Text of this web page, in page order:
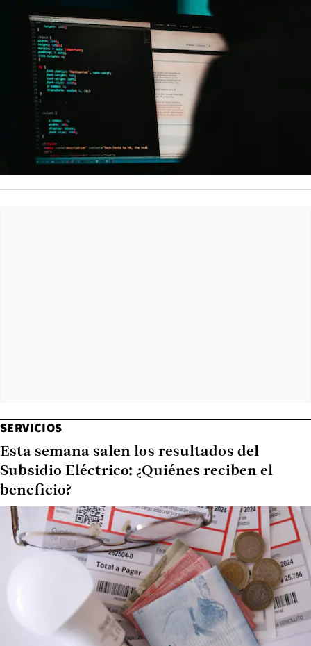
SERVICIOS
Esta semana salen los resultados del
Subsidio Eléctrico: ¿Quiénes reciben el
beneficio?